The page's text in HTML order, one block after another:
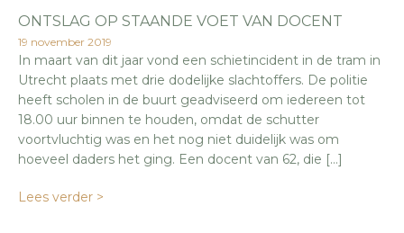
ONTSLAG OP STAANDE VOET VAN DOCENT
19 november 2019
In maart van dit jaar vond een schietincident in de tram in
Utrecht plaats met drie dodelijke slachtoffers. De politie
heeft scholen in de buurt geadviseerd om iedereen tot
18.00 uur binnen te houden, omdat de schutter
voortvluchtig was en het nog niet duidelijk was om
hoeveel daders het ging. Een docent van 62, die […]
Lees verder >